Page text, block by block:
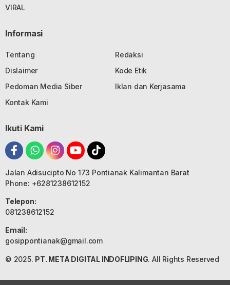
VIRAL
Informasi
Tentang
Redaksi
Dislaimer
Kode Etik
Pedoman Media Siber
Iklan dan Kerjasama
Kontak Kami
Ikuti Kami
Jalan Adisucipto No 173 Pontianak Kalimantan Barat
Phone: +6281238612152
Telepon:
081238612152
Email:
gosippontianak@gmail.com
© 2025. PT. META DIGITAL INDOFLIPING. All Rights Reserved